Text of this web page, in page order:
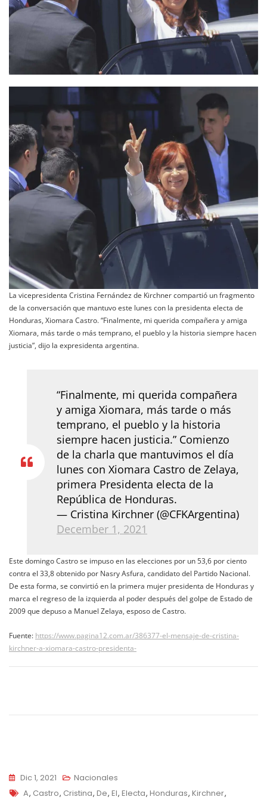
La vicepresidenta Cristina Fernández de Kirchner compartió un fragmento
de la conversación que mantuvo este lunes con la presidenta electa de
Honduras, Xiomara Castro. “Finalmente, mi querida compañera y amiga
Xiomara, más tarde o más temprano, el pueblo y la historia siempre hacen
justicia”, dijo la expresidenta argentina.
“Finalmente, mi querida compañera
y amiga Xiomara, más tarde o más
temprano, el pueblo y la historia
siempre hacen justicia.” Comienzo
de la charla que mantuvimos el día
lunes con Xiomara Castro de Zelaya,
primera Presidenta electa de la
República de Honduras.
— Cristina Kirchner (@CFKArgentina)
December 1, 2021
Este domingo Castro se impuso en las elecciones por un 53,6 por ciento
contra el 33,8 obtenido por Nasry Asfura, candidato del Partido Nacional.
De esta forma, se convirtió en la primera mujer presidenta de Honduras y
marca el regreso de la izquierda al poder después del golpe de Estado de
2009 que depuso a Manuel Zelaya, esposo de Castro.
Fuente: https://www.pagina12.com.ar/386377-el-mensaje-de-cristina-
kirchner-a-xiomara-castro-presidenta-
de
Dic 1, 2021
Nacionales
Tags
A, Castro, Cristina, De, El, Electa, Honduras, Kirchner,